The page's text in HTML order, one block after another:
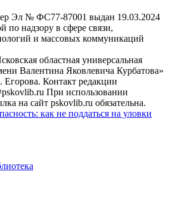
Эл № ФС77-87001 выдан 19.03.2024
по надзору в сфере связи,
и массовых коммуникаций
областная универсальная
Валентина Яковлевича Курбатова»
Контакт редакции
При использовании
на сайт pskovlib.ru обязательна.
как не поддаться на уловки